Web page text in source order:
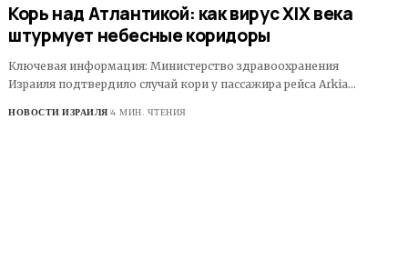
Корь над Атлантикой: как вирус XIX века
штурмует небесные коридоры
Ключевая информация: Министерство здравоохранения
Израиля подтвердило случай кори у пассажира рейса Arkia…
НОВОСТИ ИЗРАИЛЯ 4 МИН. ЧТЕНИЯ